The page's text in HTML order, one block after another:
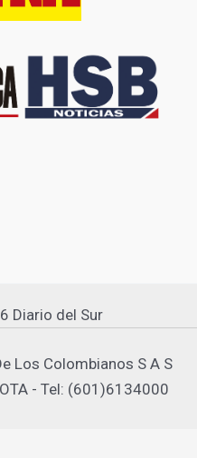
Diario del Sur
Los Colombianos S A S
- Tel: (601)6134000